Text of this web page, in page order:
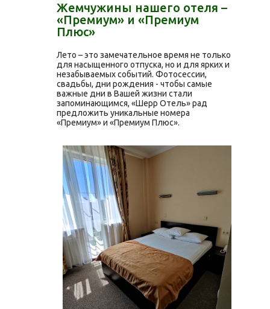
Жемчужины нашего отеля –
«Премиум» и «Премиум
Плюс»
Лето – это замечательное время не только
для насыщенного отпуска, но и для ярких и
незабываемых событий. Фотосессии,
свадьбы, дни рождения - чтобы самые
важные дни в Вашей жизни стали
запоминающимся, «Шерр Отель» рад
предложить уникальные номера
«Премиум» и «Премиум Плюс».